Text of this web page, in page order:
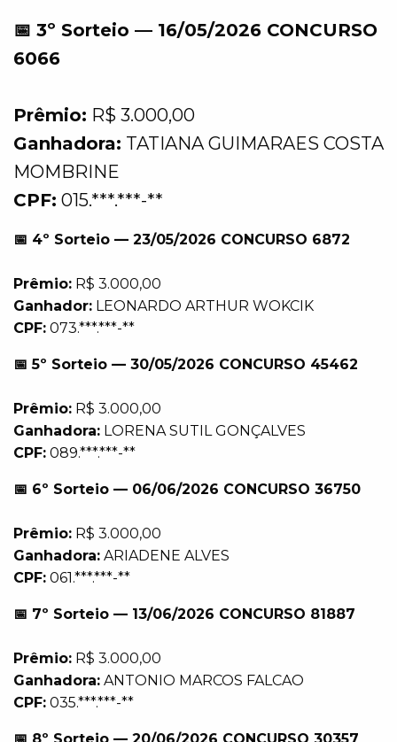
📅 3º Sorteio — 16/05/2026 CONCURSO
6066
Prêmio: R$ 3.000,00
Ganhadora: TATIANA GUIMARAES COSTA
MOMBRINE
CPF: 015.***.***-**
📅 4º Sorteio — 23/05/2026 CONCURSO 6872
Prêmio: R$ 3.000,00
Ganhador: LEONARDO ARTHUR WOKCIK
CPF: 073.***.***-**
📅 5º Sorteio — 30/05/2026 CONCURSO 45462
Prêmio: R$ 3.000,00
Ganhadora: LORENA SUTIL GONÇALVES
CPF: 089.***.***-**
📅 6º Sorteio — 06/06/2026 CONCURSO 36750
Prêmio: R$ 3.000,00
Ganhadora: ARIADENE ALVES
CPF: 061.***.***-**
📅 7º Sorteio — 13/06/2026 CONCURSO 81887
Prêmio: R$ 3.000,00
Ganhadora: ANTONIO MARCOS FALCAO
CPF: 035.***.***-**